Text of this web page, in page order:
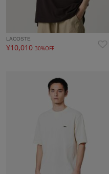
LACOSTE
¥10,010 30%OFF